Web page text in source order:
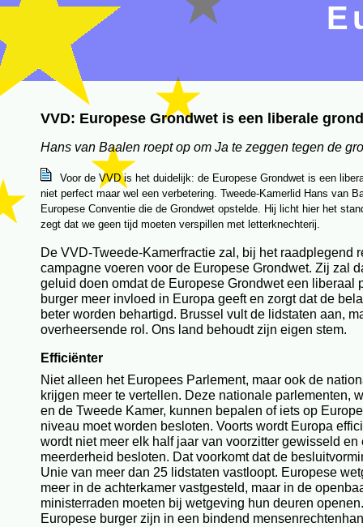
VVD: Europese Grondwet is een liberale
Hans van Baalen roept op om Ja te zeggen tegen de
Voor de VVD is het duidelijk: de Europese Grondwet is een
niet perfect maar wel een verbetering. Tweede-Kamerlid Hans van
Europese Conventie die de Grondwet opstelde. Hij licht hier het
zegt dat we geen tijd moeten verspillen met letterknechterij.
De VVD-Tweede-Kamerfractie zal, bij het raadplegend
campagne voeren voor de Europese Grondwet. Zij zal
geluid doen omdat de Europese Grondwet een liberaal
burger meer invloed in Europa geeft en zorgt dat de
beter worden behartigd. Brussel vult de lidstaten aan,
overheersende rol. Ons land behoudt zijn eigen stem.
Efficiënter
Niet alleen het Europees Parlement, maar ook de
krijgen meer te vertellen. Deze nationale parlementen,
en de Tweede Kamer, kunnen bepalen of iets op
niveau moet worden besloten. Voorts wordt Europa
wordt niet meer elk half jaar van voorzitter gewisseld en
meerderheid besloten. Dat voorkomt dat de
Unie van meer dan 25 lidstaten vastloopt. Europese
meer in de achterkamer vastgesteld, maar in de
ministerraden moeten bij wetgeving hun deuren
Europese burger zijn in een bindend